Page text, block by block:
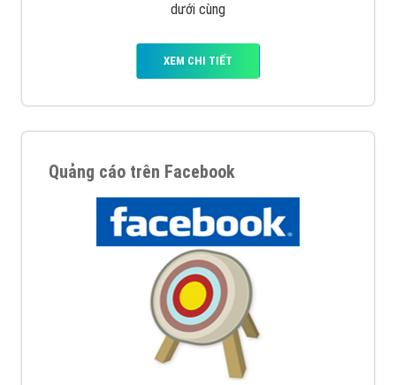
dưới cùng
XEM CHI TIẾT
Quảng cáo trên Facebook